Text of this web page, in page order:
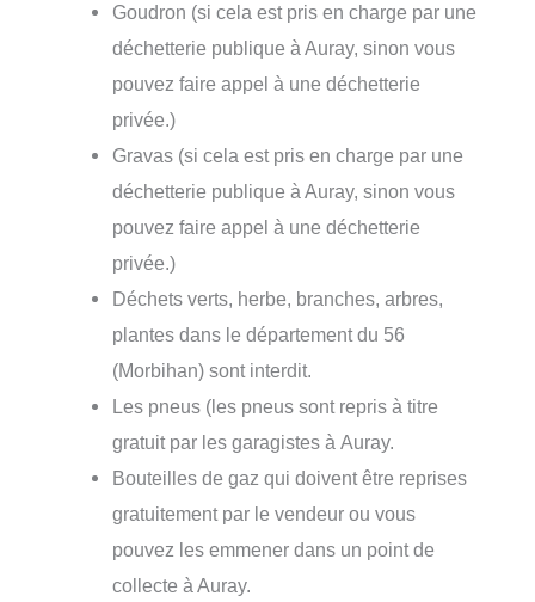
Goudron (si cela est pris en charge par une
déchetterie publique à Auray, sinon vous
pouvez faire appel à une déchetterie
privée.)
Gravas (si cela est pris en charge par une
déchetterie publique à Auray, sinon vous
pouvez faire appel à une déchetterie
privée.)
Déchets verts, herbe, branches, arbres,
plantes dans le département du 56
(Morbihan) sont interdit.
Les pneus (les pneus sont repris à titre
gratuit par les garagistes à Auray.
Bouteilles de gaz qui doivent être reprises
gratuitement par le vendeur ou vous
pouvez les emmener dans un point de
collecte à Auray.